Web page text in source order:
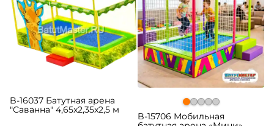
B-16037 Батутная арена
"Саванна" 4,65x2,35x2,5 м
B-15706 Мобильная